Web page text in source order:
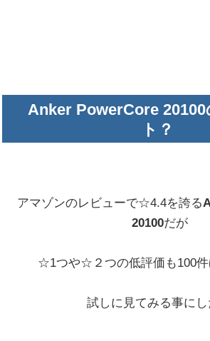
Anker PowerCore 20100
ト？
アマゾンのレビューで☆4.4を誇る
20100だが
☆1つや☆２つの低評価も100件
試しに見てみる事にし